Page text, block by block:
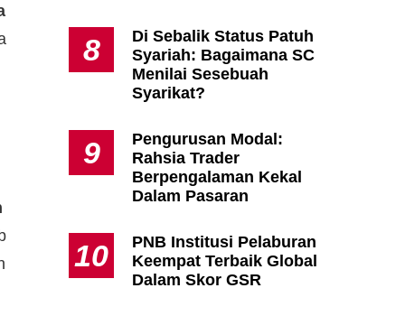
8
Di Sebalik Status Patuh
Syariah: Bagaimana SC
Menilai Sesebuah
Syarikat?
9
Pengurusan Modal:
Rahsia Trader
Berpengalaman Kekal
Dalam Pasaran
10
PNB Institusi Pelaburan
Keempat Terbaik Global
Dalam Skor GSR